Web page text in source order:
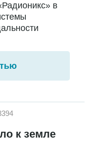
в
к земле